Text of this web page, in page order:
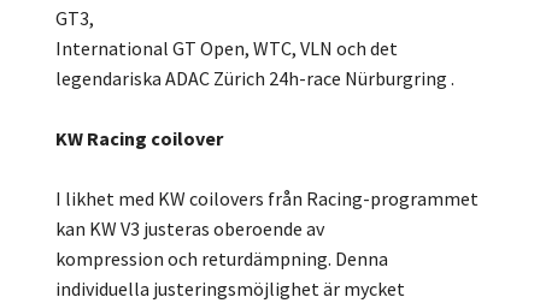
GT3,
International GT Open, WTC, VLN och det
legendariska ADAC Zürich 24h-race Nürburgring .
KW Racing coilover
I likhet med KW coilovers från Racing-programmet
kan KW V3 justeras oberoende av
kompression och returdämpning. Denna
individuella justeringsmöjlighet är mycket